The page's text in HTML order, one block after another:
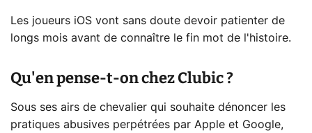
Les joueurs iOS vont sans doute devoir patienter de
longs mois avant de connaître le fin mot de l'histoire.
Qu'en pense-t-on chez Clubic ?
Sous ses airs de chevalier qui souhaite dénoncer les
pratiques abusives perpétrées par Apple et Google,